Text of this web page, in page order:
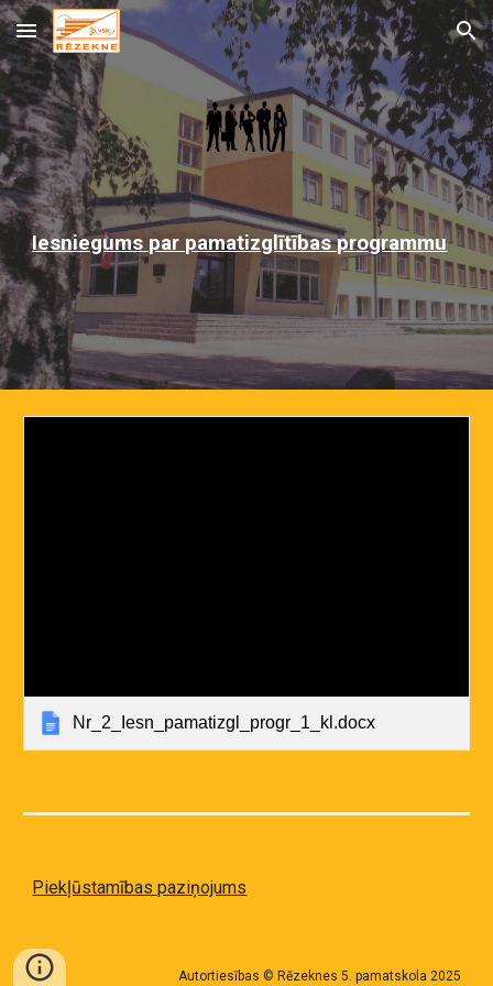
Skip to main content Skip to navigation
Iesniegums par pamatizglītības programmu
Nr_2_Iesn_pamatizgl_progr_1_kl.docx
Piekļūstamības paziņojums
Autortiesības © Rēzeknes 5. pamatskola 2025